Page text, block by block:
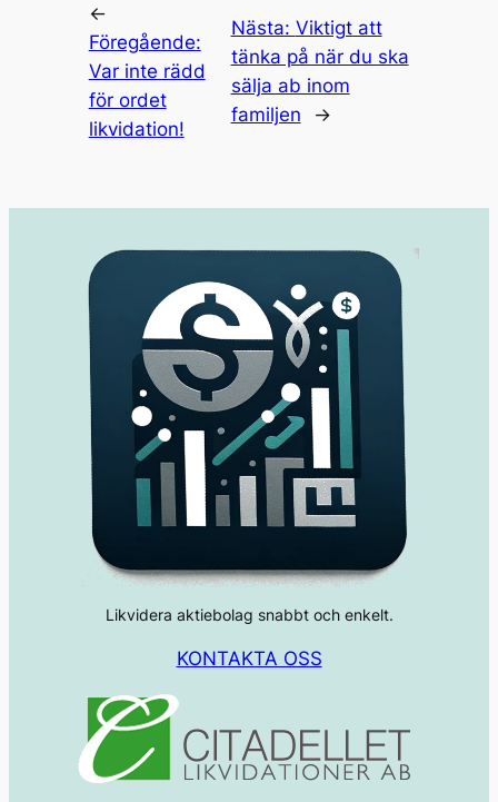
←
Föregående:
Var inte rädd
för ordet
likvidation!
Nästa: Viktigt att
tänka på när du ska
sälja ab inom
familjen
→
Likvidera aktiebolag snabbt och enkelt.
KONTAKTA OSS